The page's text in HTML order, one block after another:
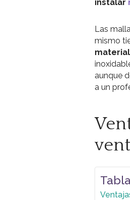
instalar
Las
mismo
aunque
a un